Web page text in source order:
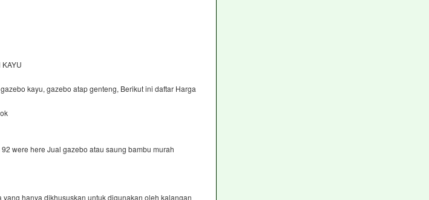
kayu, gazebo atap genteng, Berikut ini daftar Harga
were here Jual gazebo atau saung bambu murah
hanya dikhususkan untuk digunakan oleh kalangan